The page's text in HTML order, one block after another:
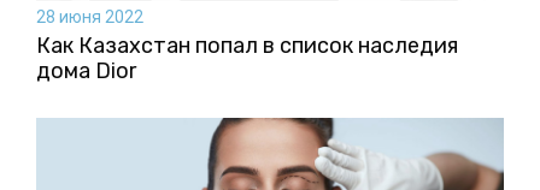
28 июня 2022
Как Казахстан попал в список наследия
дома Dior